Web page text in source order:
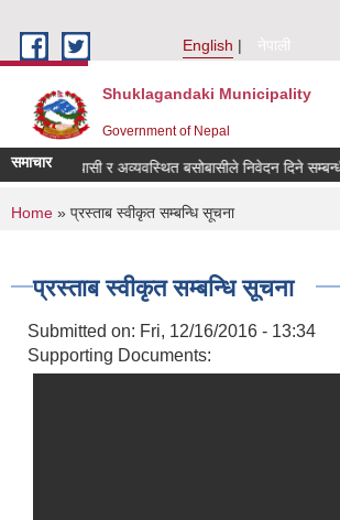
English
नेपाली
Shuklagandaki Municipality
Government of Nepal
समाचारसुकुम्बासी र अव्यवस्थित बसोबासीले निवेदन दिने
You are here
Home » प्रस्ताब स्वीकृत सम्बन्धि सूचना
प्रस्ताब स्वीकृत सम्बन्धि सूचना
Submitted on: Fri, 12/16/2016 - 13:34
Supporting Documents: